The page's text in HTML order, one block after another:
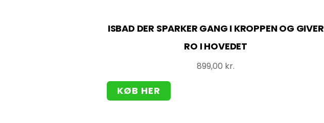
ISBAD DER SPARKER GANG I KROPPEN OG GIVER
RO I HOVEDET
899,00 kr.
KØB HER